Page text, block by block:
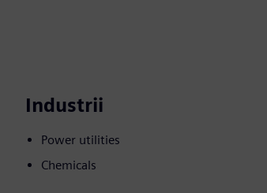
Industrii
Power utilities
Chemicals